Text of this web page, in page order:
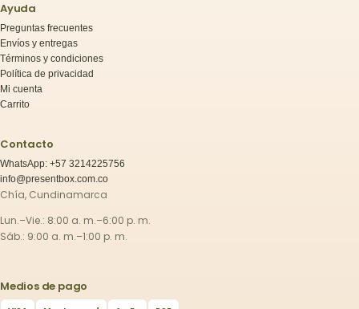
Ayuda
Preguntas frecuentes
Envíos y entregas
Términos y condiciones
Política de privacidad
Mi cuenta
Carrito
Contacto
WhatsApp: +57 3214225756
info@presentbox.com.co
Chía, Cundinamarca
Lun.–Vie.: 8:00 a. m.–6:00 p. m.
Sáb.: 9:00 a. m.–1:00 p. m.
Medios de pago